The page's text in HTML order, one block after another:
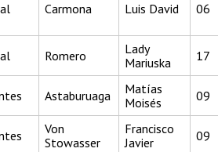
Carmona Luis David 06
Romero
Lady
Mariuska
17
Astaburuaga
Matías
Moisés
09
Von
Stowasser
Francisco
Javier
09